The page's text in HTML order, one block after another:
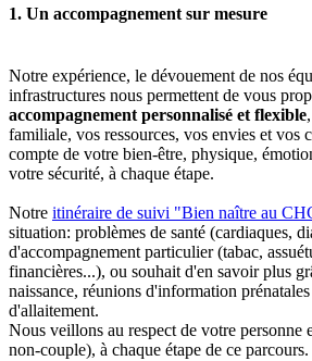
1. Un accompagnement sur mesure
Notre expérience, le dévouement de nos
infrastructures nous permettent de vous
accompagnement personnalisé et flexible
familiale, vos ressources, vos envies et vos
compte de votre bien-être, physique,
votre sécurité, à chaque étape.
Notre itinéraire de suivi "Bien naître au
situation: problèmes de santé (cardiaques,
d'accompagnement particulier (tabac,
financières...), ou souhait d'en savoir plus
naissance, réunions d'information
d'allaitement.
Nous veillons au respect de votre personne
non-couple), à chaque étape de ce parcours.